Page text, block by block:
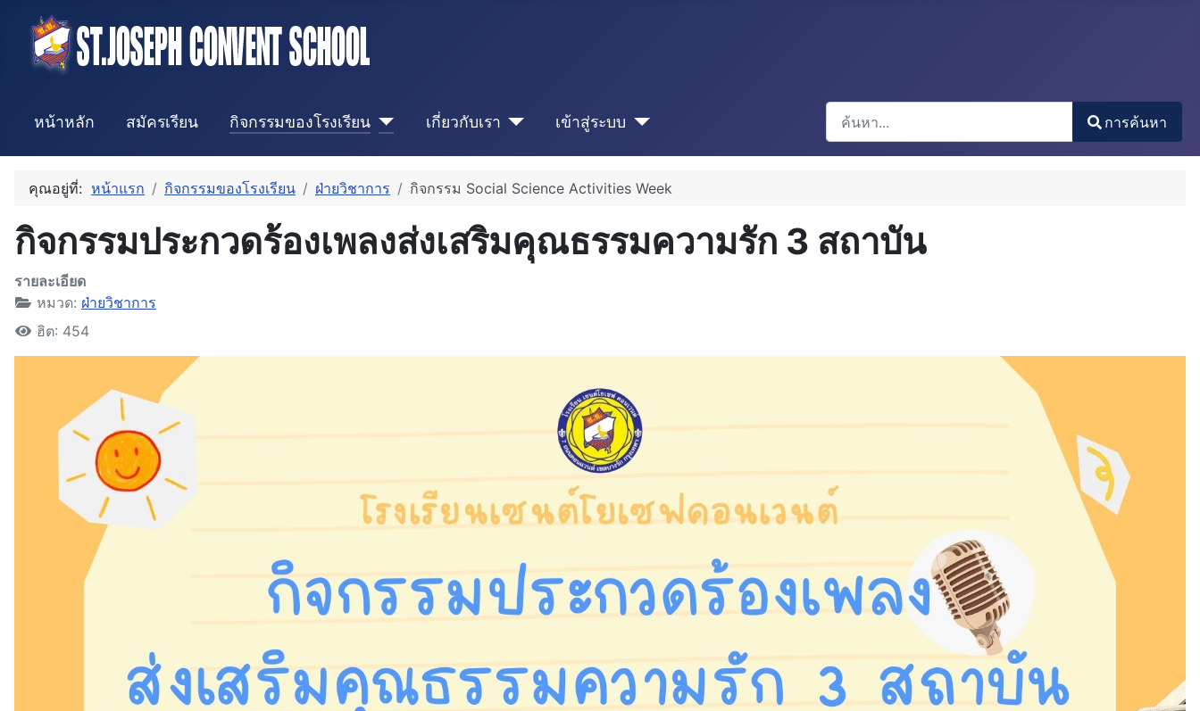
หน้าหลัก สมัครเรียน กิจกรรมของโรงเรียน เกี่ยวกับเรา เข้าสู่ระบบ
การค้นหา
Type 2 or more characters for results.
การค้นหา
คุณอยู่ที่: หน้าแรก กิจกรรมของโรงเรียน ฝ่ายวิชาการ กิจกรรม Social Science Activities Week
กิจกรรมประกวดร้องเพลงส่งเสริมคุณธรรมความรัก 3 สถาบัน
รายละเอียด
หมวด: ฝ่ายวิชาการ
ฮิต: 454